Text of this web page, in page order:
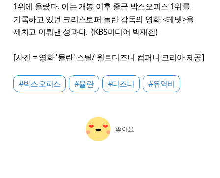
1위에 올랐다. 이는 개봉 이후 줄곧 박스오피스 1위를
기록하고 있던 크리스토퍼 놀란 감독의 영화 <테넷>을
제치고 이뤄낸 성과다. (KBS미디어 박재환)
[사진 = 영화 '뮬란' 스틸/ 월트디즈니 컴퍼니 코리아 제공]
#박스오피스 #뮬란 #디즈니 #유역비
좋아요